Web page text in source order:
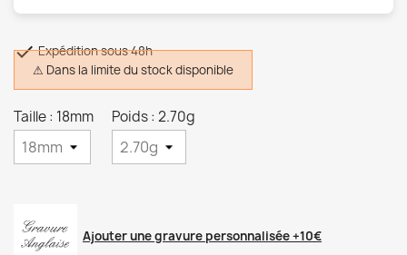
Expédition sous 48h
⚠ Dans la limite du stock disponible
Taille : 18mm Poids : 2.70g
Ajouter une gravure personnalisée +10€